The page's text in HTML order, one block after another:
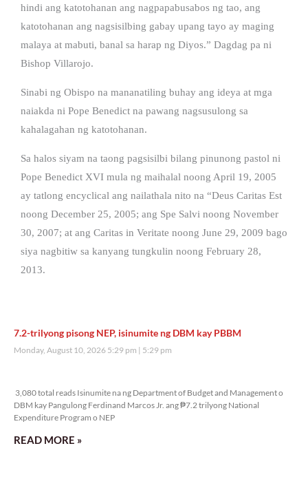
hindi ang katotohanan ang nagpapabusabos ng tao, ang
katotohanan ang nagsisilbing gabay upang tayo ay maging
malaya at mabuti, banal sa harap ng Diyos.” Dagdag pa ni
Bishop Villarojo.
Sinabi ng Obispo na mananatiling buhay ang ideya at mga
naiakda ni Pope Benedict na pawang nagsusulong sa
kahalagahan ng katotohanan.
Sa halos siyam na taong pagsisilbi bilang pinunong pastol ni
Pope Benedict XVI mula ng maihalal noong April 19, 2005
ay tatlong encyclical ang nailathala nito na “Deus Caritas Est
noong December 25, 2005; ang Spe Salvi noong November
30, 2007; at ang Caritas in Veritate noong June 29, 2009 bago
siya nagbitiw sa kanyang tungkulin noong February 28,
2013.
7.2-trilyong pisong NEP, isinumite ng DBM kay PBBM
Monday, August 10, 2026 5:29 pm 5:29 pm
3,080 total reads Isinumite na ng Department of Budget and Management o
DBM kay Pangulong Ferdinand Marcos Jr. ang ₱7.2 trilyong National
Expenditure Program o NEP
READ MORE »